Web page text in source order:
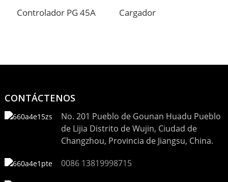
Controlador PG 45A Cargador
CONTÁCTENOS
No. 201 Pueblo de Gounan Huadu Pueblo
de Lijia Distrito de Wujin, Ciudad de
Changzhou, Provincia de Jiangsu, China.
0086 13819998715